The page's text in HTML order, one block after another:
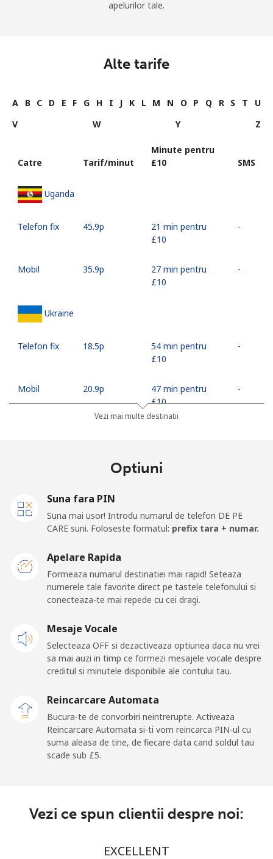
apelurilor tale.
Alte tarife
A B C D E F G H I J K L M N O P Q R S T
U
V
W Y Z
Catre Tarif/minut
Minute pentru
⁦£10⁩
SMS
Uganda
Telefon fix ⁦45.9p⁩
21 min pentru
⁦£10⁩
-
Mobil ⁦35.9p⁩
27 min pentru
⁦£10⁩
-
Ukraine
Telefon fix ⁦18.5p⁩
54 min pentru
⁦£10⁩
-
Mobil ⁦20.9p⁩
47 min pentru
⁦£10⁩
-
52 min pentru
Mobil
⁦£10⁩
United Kingdom
Telefon fix ⁦1.2p⁩
833 min pentru
⁦£10⁩
-
⁦2p⁩
Premium ⁦32.9p⁩
30 min pentru
United States
All country ⁦1p⁩
1000 min pentru
⁦7.5p⁩
133 min pentru
Vezi mai multe destinatii
Optiuni
Suna fara PIN
Suna mai usor! Introdu numarul de telefon DE PE
CARE suni. Foloseste formatul: prefix tara + numar.
Apelare Rapida
Formeaza numarul destinatiei mai rapid! Seteaza
numerele tale favorite direct pe tastele telefonului si
conecteaza-te mai repede cu cei dragi.
Mesaje Vocale
Selecteaza OFF si dezactiveaza optiunea daca nu vrei
sa mai auzi in timp ce formezi mesajele vocale despre
creditul si minutele disponibile ale contului tau.
Reincarcare Automata
Bucura-te de convorbiri neintrerupte. Activeaza
Reincarcare Automata si-ti vom reincarca PIN-ul cu
suma aleasa de tine, de fiecare data cand soldul tau
scade sub ⁦£5⁩.
Vezi ce spun clientii despre noi:
EXCELLENT